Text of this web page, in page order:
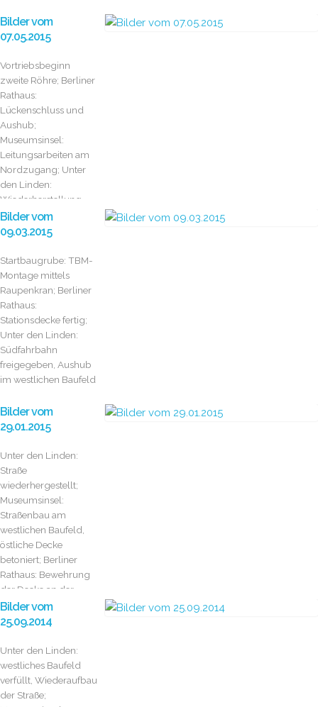
Bilder vom
07.05.2015
Vortriebsbeginn
zweite Röhre; Berliner
Rathaus:
Lückenschluss und
Aushub;
Museumsinsel:
Leitungsarbeiten am
Nordzugang; Unter
den Linden:
Wiederherstellung
der Fahrbahn
Bilder vom
09.03.2015
Startbaugrube: TBM-
Montage mittels
Raupenkran; Berliner
Rathaus:
Stationsdecke fertig;
Unter den Linden:
Südfahrbahn
freigegeben, Aushub
im westlichen Baufeld
Bilder vom
29.01.2015
Unter den Linden:
Straße
wiederhergestellt;
Museumsinsel:
Straßenbau am
westlichen Baufeld,
östliche Decke
betoniert; Berliner
Rathaus: Bewehrung
der Decke an der
Spandauer Straße
Bilder vom
25.09.2014
Unter den Linden:
westliches Baufeld
verfüllt, Wiederaufbau
der Straße;